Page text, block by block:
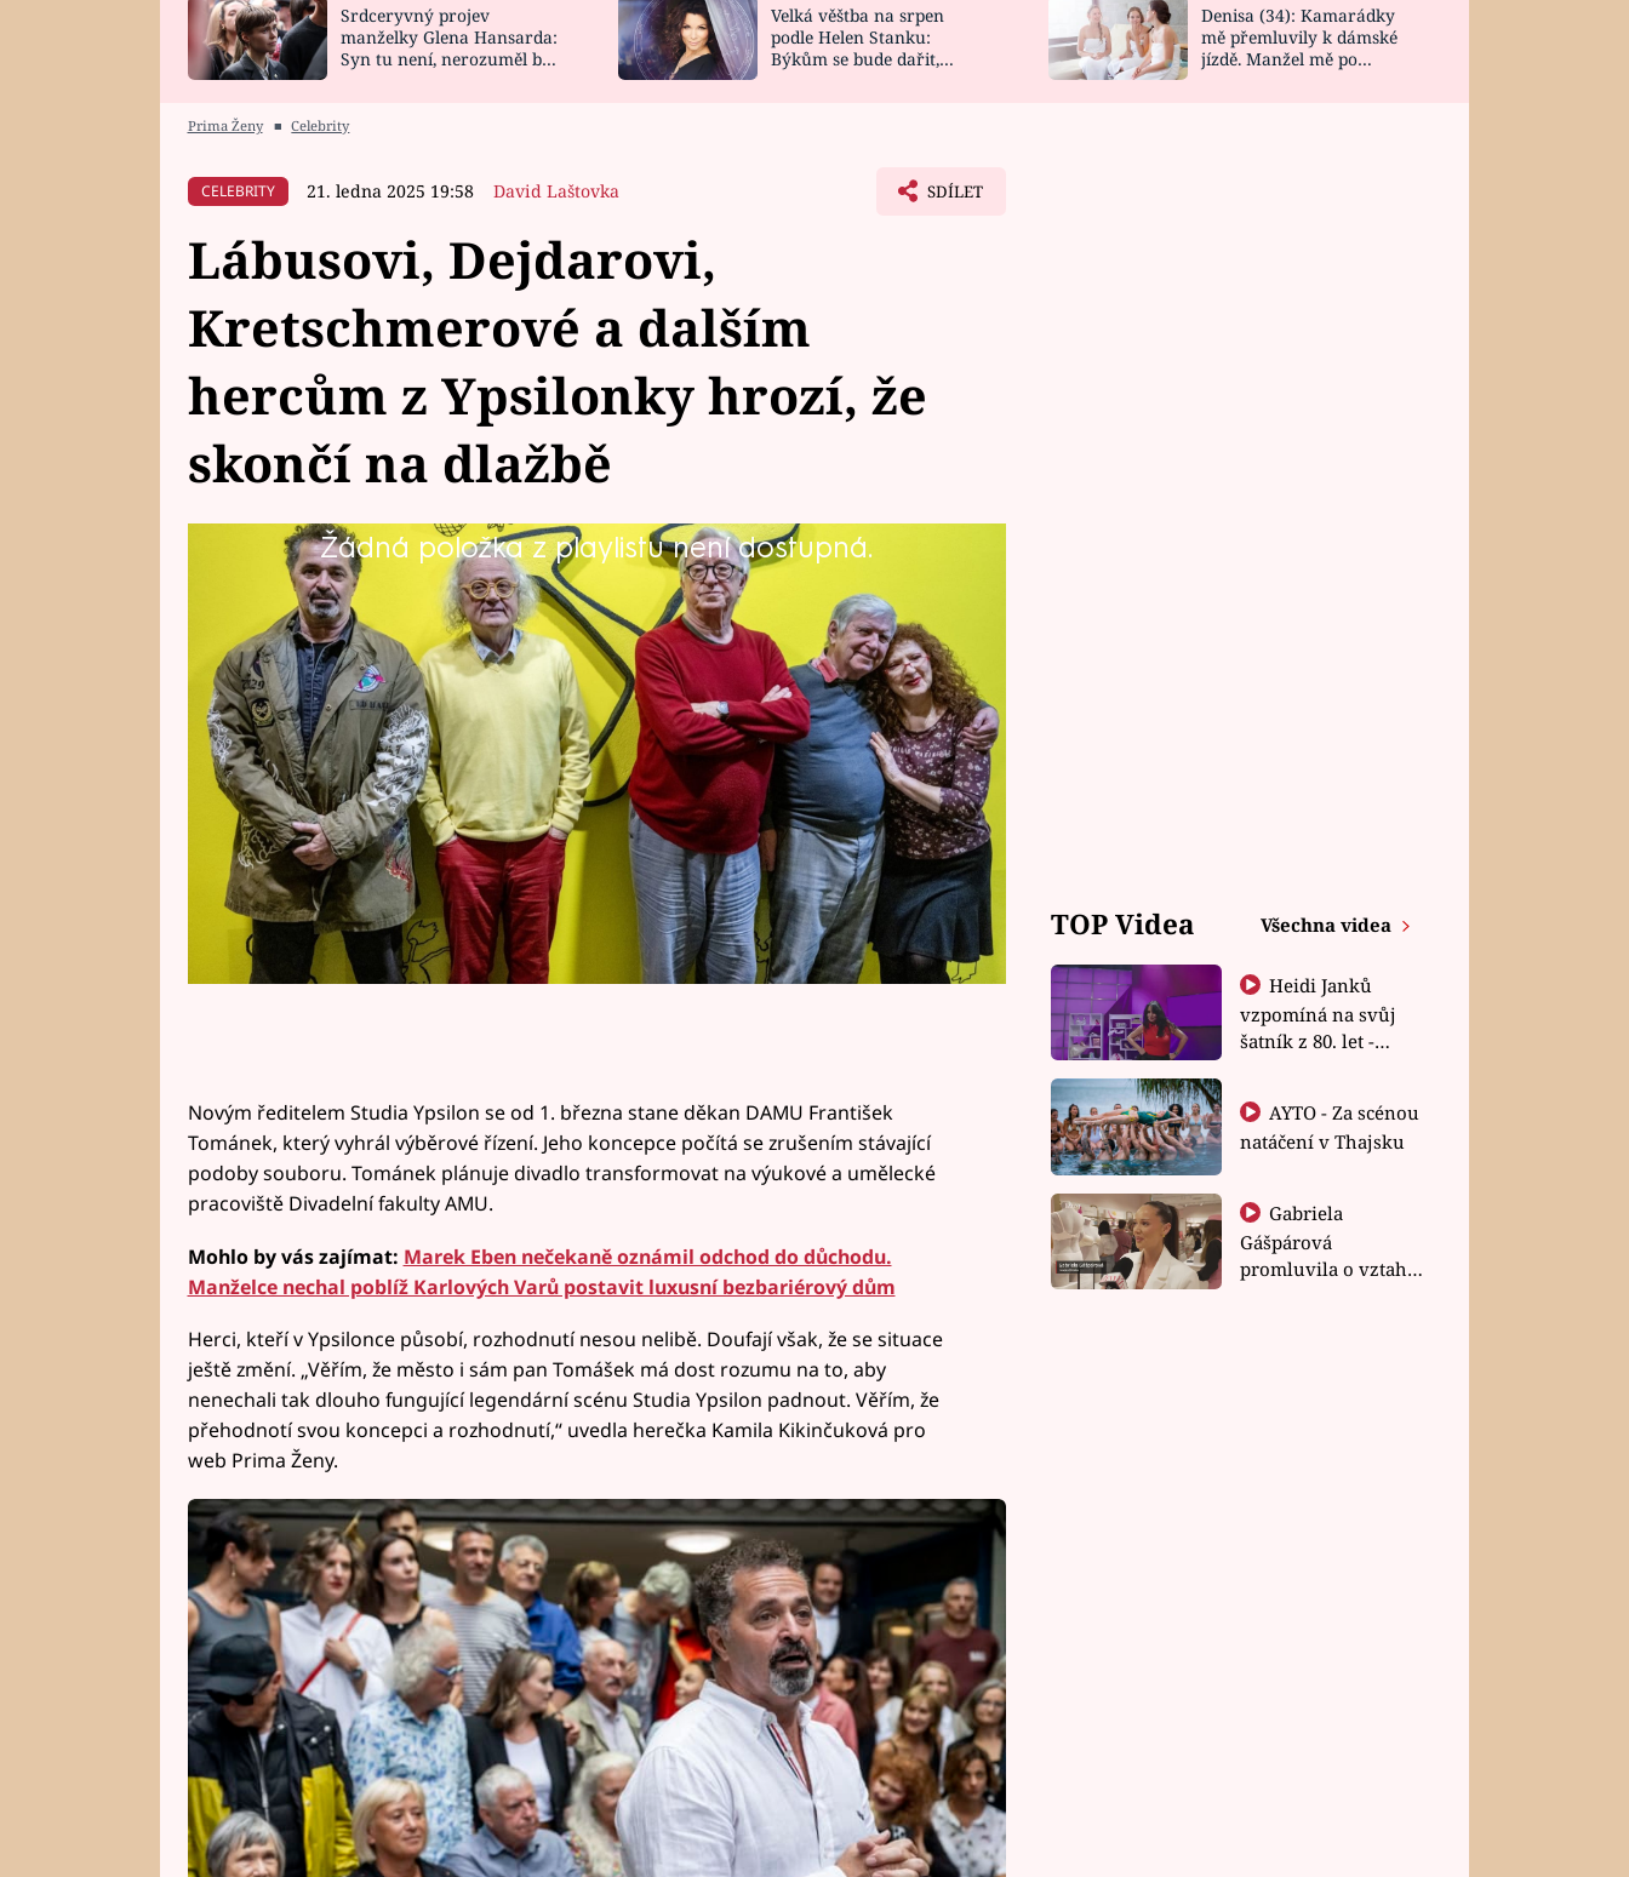
HOROSKOP NA
CELEBRITY
VAŘENÍ
NOVINKY
VIDEORECEPTY
DESIGN
Srdceryvný projev
manželky Glena Hansarda:
Syn tu není, nerozuměl by
Velká věštba na srpen
podle Helen Stanku:
Býkům se bude dařit,
Denisa (34): Kamarádky
mě přemluvily k dámské
jízdě. Manžel mě po
Prima Ženy ■ Celebrity
CELEBRITY 21. ledna 2025 19:58 David Laštovka SDÍLET
Lábusovi, Dejdarovi,
Kretschmerové a dalším
hercům z Ypsilonky hrozí, že
skončí na dlažbě
Žádná položka z playlistu není dostupná.
Pražské Studio Ypsilon čekají převratné změny. Nový ředitel František
Tomášek plánuje divadlo transformovat na výukové a umělecké
pracoviště DAMU. Členové souboru se obávají, že přijdou o práci.
Koncept nastupujícího vedení označují za konec slavného divadla.
Novým ředitelem Studia Ypsilon se od 1. března stane děkan DAMU František
Tománek, který vyhrál výběrové řízení. Jeho koncepce počítá se zrušením stávající
podoby souboru. Tománek plánuje divadlo transformovat na výukové a umělecké
pracoviště Divadelní fakulty AMU.
Mohlo by vás zajímat: Marek Eben nečekaně oznámil odchod do důchodu.
Manželce nechal poblíž Karlových Varů postavit luxusní bezbariérový dům
Herci, kteří v Ypsilonce působí, rozhodnutí nesou nelibě. Doufají však, že se situace
ještě změní. „Věřím, že město i sám pan Tomášek má dost rozumu na to, aby
nenechali tak dlouho fungující legendární scénu Studia Ypsilon padnout. Věřím, že
přehodnotí svou koncepci a rozhodnutí,“ uvedla herečka Kamila Kikinčuková pro
web Prima Ženy.
TOP Videa Všechna videa
Heidi Janků
vzpomíná na svůj
šatník z 80. let -
natáčení v Thajsku
Gabriela
Gášpárová
promluvila o vztahu